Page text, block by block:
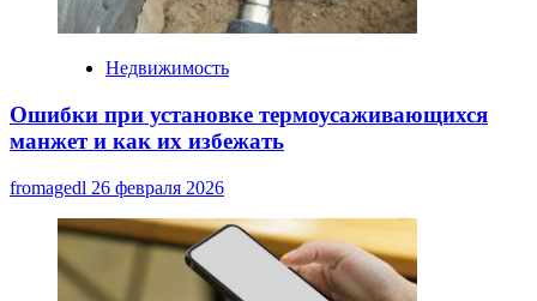
Недвижимость
Ошибки при установке термоусаживающихся
манжет и как их избежать
fromagedl 26 февраля 2026